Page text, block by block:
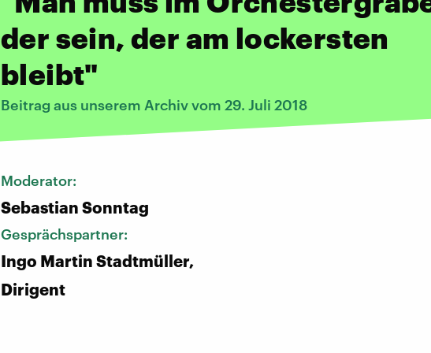
der sein, der am lockersten
bleibt"
Beitrag aus unserem Archiv vom 29. Juli 2018
Moderator:
Sebastian Sonntag
Gesprächspartner:
Ingo Martin Stadtmüller,
Dirigent